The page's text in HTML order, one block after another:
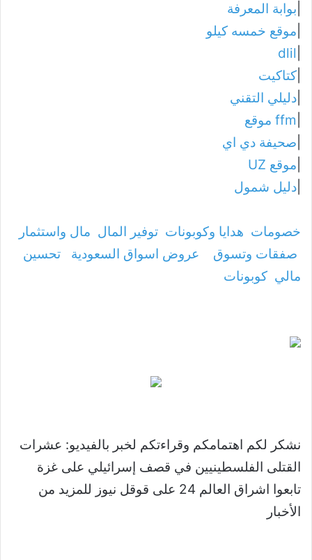
بوابة المعرفة
موقع خمسه كيلو
dlil
كتاكيت
دليلي التقني
ffm موقع
صحيفة دي اي
موقع UZ
دليل شمول
خصومات هدايا وكوبونات توفير المال مال واستثمار
صفقات وتسوق
عروض اسواق السعودية
تحسين
مالي كوبونات
نشكر لكم اهتمامكم وقراءتكم لخبر بالفيديو: عشرات
القتلى الفلسطينيين في قصف إسرائيلي على غزة
تابعوا اشراق العالم 24 على قوقل نيوز للمزيد من
الأخبار